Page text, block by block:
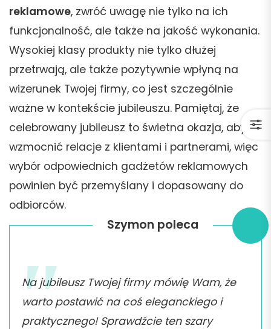
reklamowe, zwróć uwagę nie tylko na ich
funkcjonalność, ale także na jakość wykonania.
Wysokiej klasy produkty nie tylko dłużej
przetrwają, ale także pozytywnie wpłyną na
wizerunek Twojej firmy, co jest szczególnie
ważne w kontekście jubileuszu. Pamiętaj, że
celebrowany jubileusz to świetna okazja, aby
wzmocnić relacje z klientami i partnerami, więc
wybór odpowiednich gadżetów reklamowych
powinien być przemyślany i dopasowany do
odbiorców.
Szymon poleca
Na jubileusz Twojej firmy mówię Wam, że
warto postawić na coś eleganckiego i
praktycznego! Sprawdźcie ten szary